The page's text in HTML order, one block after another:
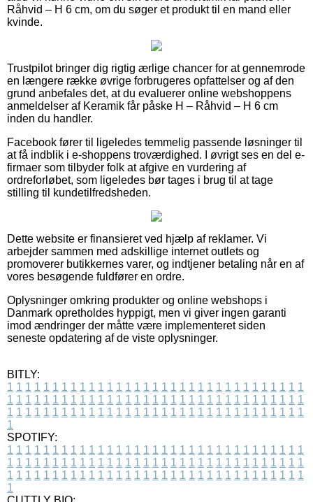
Råhvid – H 6 cm, om du søger et produkt til en mand eller
kvinde.
Trustpilot bringer dig rigtig ærlige chancer for at gennemrode
en længere række øvrige forbrugeres opfattelser og af den
grund anbefales det, at du evaluerer online webshoppens
anmeldelser af Keramik får påske H – Råhvid – H 6 cm
inden du handler.
Facebook fører til ligeledes temmelig passende løsninger til
at få indblik i e-shoppens troværdighed. I øvrigt ses en del e-
firmaer som tilbyder folk at afgive en vurdering af
ordreforløbet, som ligeledes bør tages i brug til at tage
stilling til kundetilfredsheden.
Dette website er finansieret ved hjælp af reklamer. Vi
arbejder sammen med adskillige internet outlets og
promoverer butikkernes varer, og indtjener betaling når en af
vores besøgende fuldfører en ordre.
Oplysninger omkring produkter og online webshops i
Danmark opretholdes hyppigt, men vi giver ingen garanti
imod ændringer der måtte være implementeret siden
seneste opdatering af de viste oplysninger.
BITLY:
1 1 1 1 1 1 1 1 1 1 1 1 1 1 1 1 1 1 1 1 1 1 1 1 1 1 1 1 1 1 1 1 1
1 1 1 1 1 1 1 1 1 1 1 1 1 1 1 1 1 1 1 1 1 1 1 1 1 1 1 1 1 1 1 1 1
1 1 1 1 1 1 1 1 1 1 1 1 1 1 1 1 1 1 1 1 1 1 1 1 1 1 1 1 1 1 1 1 1
1
SPOTIFY:
1 1 1 1 1 1 1 1 1 1 1 1 1 1 1 1 1 1 1 1 1 1 1 1 1 1 1 1 1 1 1 1 1
1 1 1 1 1 1 1 1 1 1 1 1 1 1 1 1 1 1 1 1 1 1 1 1 1 1 1 1 1 1 1 1 1
1 1 1 1 1 1 1 1 1 1 1 1 1 1 1 1 1 1 1 1 1 1 1 1 1 1 1 1 1 1 1 1 1
1